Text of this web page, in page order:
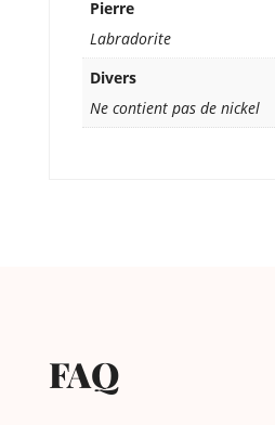
Pierre
Labradorite
Divers
Ne contient pas de nickel
FAQ